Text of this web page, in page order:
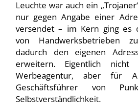
Leuchte war auch ein
nur gegen Angabe einer
versendet – im Kern ging es
von Handwerksbetrieben
dadurch den eigenen
erweitern. Eigentlich
Werbeagentur, aber für
Geschäftsführer von
Selbstverständlichkeit.